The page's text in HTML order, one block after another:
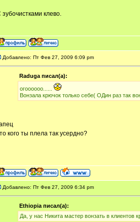
зубочистками клево.
Добавлено: Пт Фев 27, 2009 6:09 pm
Raduga писал(а):
огоооооо......
Вонзала крючок только себе( ОДин раз так
кого ты плела так усердно?
Добавлено: Пт Фев 27, 2009 6:34 pm
Ethiopia писал(а):
Да, у нас Никита мастер вонзать в